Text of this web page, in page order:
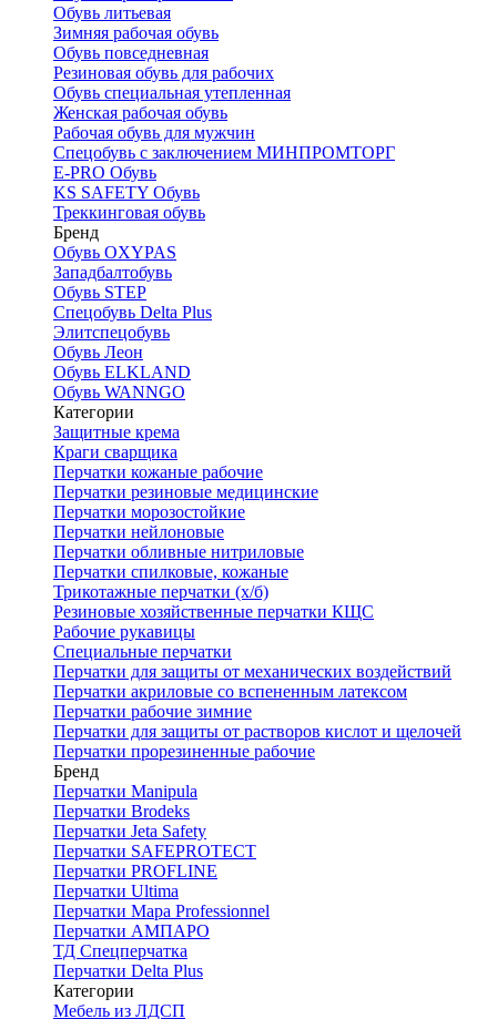
Обувь литьевая
Зимняя рабочая обувь
Обувь повседневная
Резиновая обувь для рабочих
Обувь специальная утепленная
Женская рабочая обувь
Рабочая обувь для мужчин
Спецобувь с заключением МИНПРОМТОРГ
E-PRO Обувь
KS SAFETY Обувь
Треккинговая обувь
Бренд
Обувь OXYPAS
Западбалтобувь
Обувь STEP
Спецобувь Delta Plus
Элитспецобувь
Обувь Леон
Обувь ELKLAND
Обувь WANNGO
Категории
Защитные крема
Краги сварщика
Перчатки кожаные рабочие
Перчатки резиновые медицинские
Перчатки морозостойкие
Перчатки нейлоновые
Перчатки обливные нитриловые
Перчатки спилковые, кожаные
Трикотажные перчатки (х/б)
Резиновые хозяйственные перчатки КЩС
Рабочие рукавицы
Специальные перчатки
Перчатки для защиты от механических воздействий
Перчатки акриловые со вспененным латексом
Перчатки рабочие зимние
Перчатки для защиты от растворов кислот и щелочей
Перчатки прорезиненные рабочие
Бренд
Перчатки Manipula
Перчатки Brodeks
Перчатки Jeta Safety
Перчатки SAFEPROTECT
Перчатки PROFLINE
Перчатки Ultima
Перчатки Мара Professionnel
Перчатки АМПАРО
ТД Спецперчатка
Перчатки Delta Plus
Категории
Мебель из ЛДСП